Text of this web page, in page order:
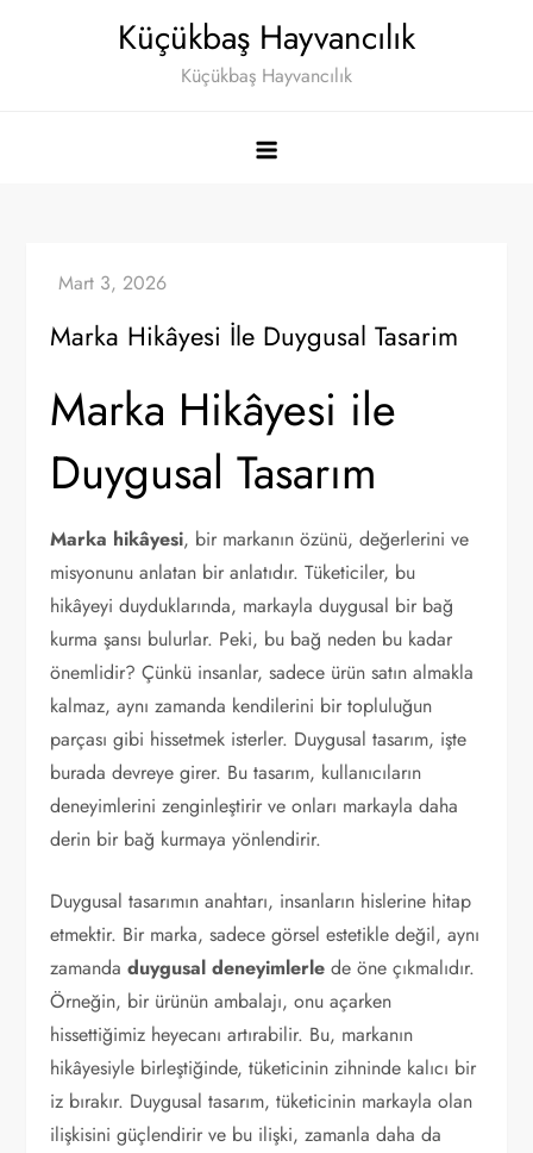
Küçükbaş Hayvancılık
Küçükbaş Hayvancılık
Marka Hikâyesi İle Duygusal Tasarim
Marka Hikâyesi ile
Duygusal Tasarım
Marka hikâyesi, bir markanın özünü, değerlerini ve
misyonunu anlatan bir anlatıdır. Tüketiciler, bu
hikâyeyi duyduklarında, markayla duygusal bir bağ
kurma şansı bulurlar. Peki, bu bağ neden bu kadar
önemlidir? Çünkü insanlar, sadece ürün satın almakla
kalmaz, aynı zamanda kendilerini bir topluluğun
parçası gibi hissetmek isterler. Duygusal tasarım, işte
burada devreye girer. Bu tasarım, kullanıcıların
deneyimlerini zenginleştirir ve onları markayla daha
derin bir bağ kurmaya yönlendirir.
Duygusal tasarımın anahtarı, insanların hislerine hitap
etmektir. Bir marka, sadece görsel estetikle değil, aynı
zamandaduygusal deneyimlerle de öne çıkmalıdır.
Örneğin, bir ürünün ambalajı, onu açarken
hissettiğimiz heyecanı artırabilir. Bu, markanın
hikâyesiyle birleştiğinde, tüketicinin zihninde kalıcı bir
iz bırakır. Duygusal tasarım, tüketicinin markayla olan
ilişkisini güçlendirir ve bu ilişki, zamanla daha da